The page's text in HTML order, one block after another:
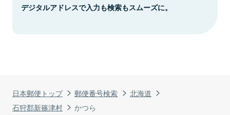
日本郵便トップ 郵便番号検索
北海道
石狩郡新篠津村
かつら
デジタルアドレスで入力も検索もスムーズに。